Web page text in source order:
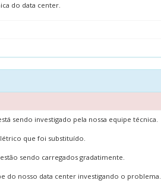
do data center.
sendo investigado pela nossa equipe técnica.
que foi substituído.
sendo carregados gradatimente.
do nosso data center investigando o problema.